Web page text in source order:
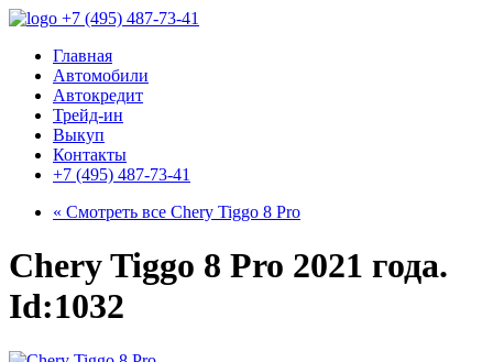
+7 (495) 487-73-41
Главная
Автомобили
Автокредит
Трейд-ин
Выкуп
Контакты
+7 (495) 487-73-41
« Смотреть все Chery Tiggo 8 Pro
Chery Tiggo 8 Pro 2021 года.
Id:1032